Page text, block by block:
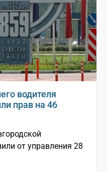
водителя
прав на 46
от управления 28